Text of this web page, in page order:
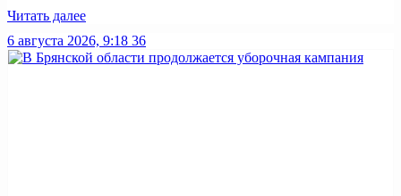
Читать далее
6 августа 2026, 9:18 36